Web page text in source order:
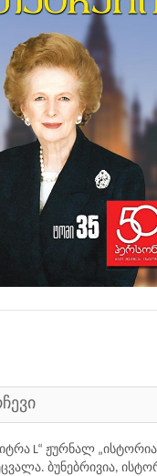
L“ ჟურნალ
ბუნებრივია,